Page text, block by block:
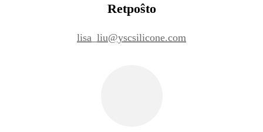
Retpoŝto
lisa_liu@yscsilicone.com